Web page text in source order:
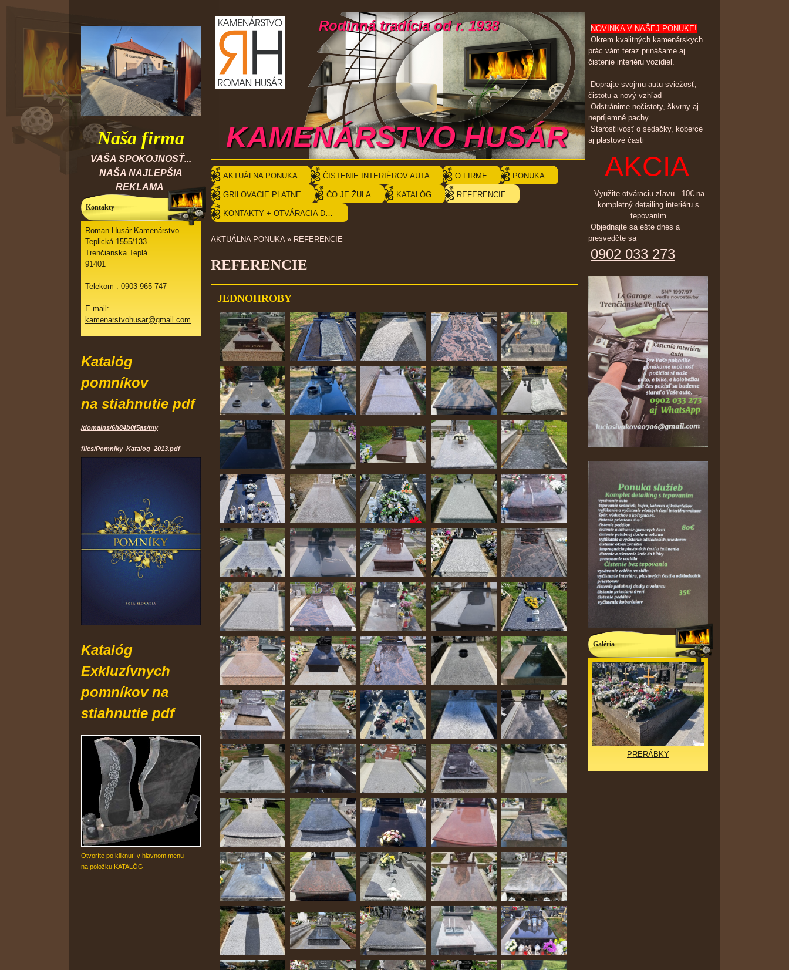
Naša firma
VAŠA SPOKOJNOSŤ...
NAŠA NAJLEPŠIA
REKLAMA
Kontakty
Roman Husár Kamenárstvo
Teplická 1555/133
Trenčianska Teplá
91401
Telekom : 0903 965 747
E-mail:
kamenarstvohusar@gmail.com
Katalóg
pomníkov
na stiahnutie pdf
/domains/6h84b0f5as/my
files/Pomniky_Katalog_2013.pdf
Katalóg
Exkluzívnych
pomníkovna
stiahnutie pdf
Otvoríte po kliknutí v hlavnom menu
na položku KATALÓG
KAMENÁRSTVO HUSÁR
Rodinná tradícia od r. 1938
AKTUÁLNA PONUKA ČISTENIE INTERIÉROV AUTA O FIRME PONUKA
GRILOVACIE PLATNE ČO JE ŽULA KATALÓG REFERENCIE
KONTAKTY + OTVÁRACIA DOBA
AKTUÁLNA PONUKA» REFERENCIE
REFERENCIE
JEDNOHROBY
NOVINKA V NAŠEJ PONUKE!
Okrem kvalitných kamenárskych
prác vám teraz prinášame aj
čistenie interiéru vozidiel.
Doprajte svojmu autu sviežosť,
čistotu a nový vzhľad
Odstránime nečistoty, škvrny aj
nepríjemné pachy
Starostlivosť o sedačky, koberce
aj plastové časti
AKCIA
Využite otváraciu zľavu -10€ na
kompletný detailing interiéru s
tepovaním
Objednajte sa ešte dnes a
presvedčte sa
0902 033 273
Galéria
PRERÁBKY